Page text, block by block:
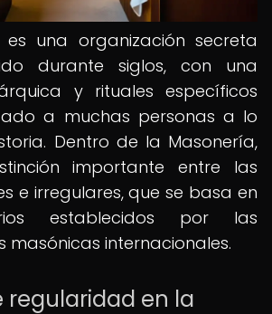
es una organización secreta
durante siglos, con una
y rituales específicos
a muchas personas a lo
Dentro de la Masonería,
importante entre las
e irregulares, que se basa en
establecidos por las
masónicas internacionales.
regularidad en la